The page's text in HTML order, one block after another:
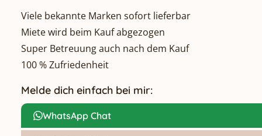
Viele bekannte Marken sofort lieferbar
Miete wird beim Kauf abgezogen
Super Betreuung auch nach dem Kauf
100 % Zufriedenheit
Melde dich einfach bei mir:
WhatsApp Chat